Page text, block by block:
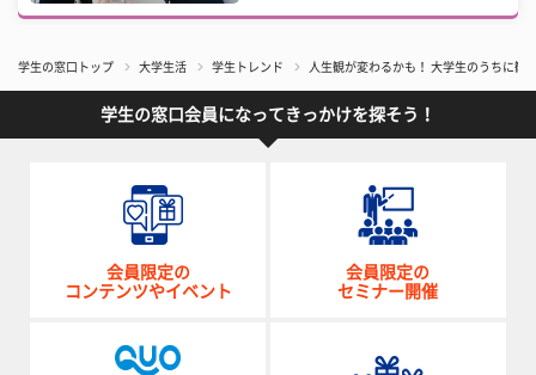
学生の窓口トップ 大学生活 学生トレンド 人生観が変わるかも！ 大学生のうちに観
学生の窓口会員になってきっかけを探そう！
会員限定の
コンテンツやイベント
会員限定の
セミナー開催